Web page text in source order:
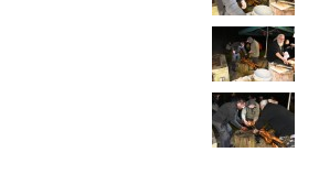
STALO SE ROKU 2014
STALO SE ROKU 2013